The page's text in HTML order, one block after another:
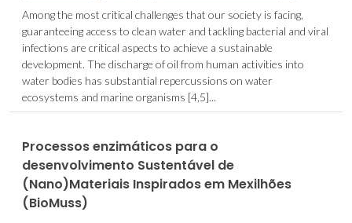
Among the most critical challenges that our society is facing,
guaranteeing access to clean water and tackling bacterial and viral
infections are critical aspects to achieve a sustainable
development. The discharge of oil from human activities into
water bodies has substantial repercussions on water
ecosystems and marine organisms [4,5]...
Processos enzimáticos para o
desenvolvimento Sustentável de
(Nano)Materiais Inspirados em Mexilhões
(BioMuss)